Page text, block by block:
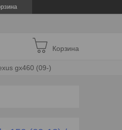
Корзина
gx460 (09-)